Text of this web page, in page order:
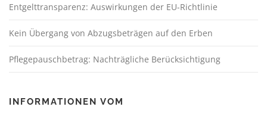
Entgelttransparenz: Auswirkungen der EU-Richtlinie
Kein Übergang von Abzugsbeträgen auf den Erben
Pflegepauschbetrag: Nachträgliche Berücksichtigung
INFORMATIONEN VOM